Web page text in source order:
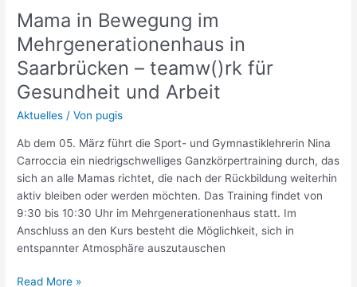
Mama in Bewegung im
Mehrgenerationenhaus in
Saarbrücken – teamw()rk für
Gesundheit und Arbeit
Aktuelles / Von pugis
Ab dem 05. März führt die Sport- und Gymnastiklehrerin Nina
Carroccia ein niedrigschwelliges Ganzkörpertraining durch, das
sich an alle Mamas richtet, die nach der Rückbildung weiterhin
aktiv bleiben oder werden möchten. Das Training findet von
9:30 bis 10:30 Uhr im Mehrgenerationenhaus statt. Im
Anschluss an den Kurs besteht die Möglichkeit, sich in
entspannter Atmosphäre auszutauschen
Mama
in
Bewegung
im
Mehrgenerationenhaus
Saarbrücken
–
teamw()rk
für
Gesundheit
und
Arbeit
Read More »